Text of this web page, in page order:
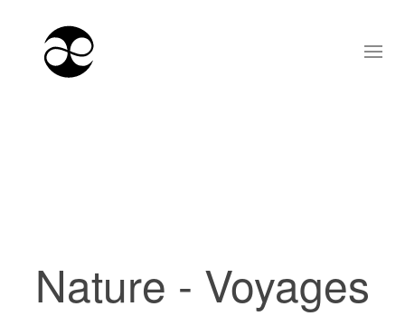
Nature - Voyages